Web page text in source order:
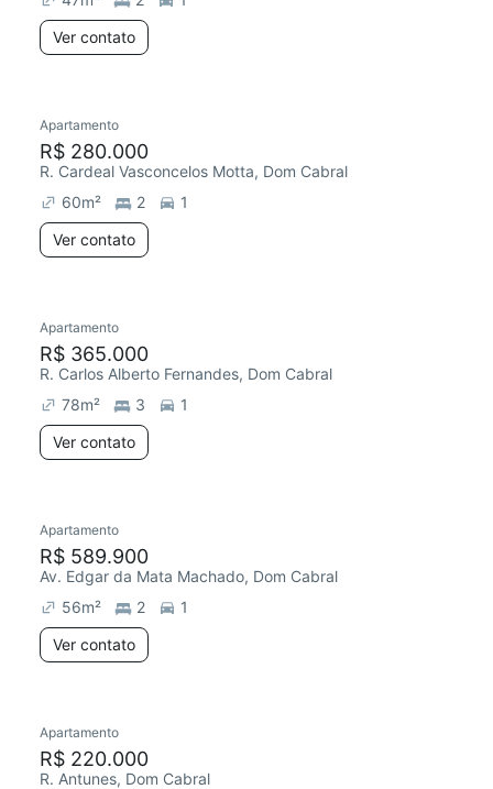
Ver contato
Redecorar
Apartamento
R$ 280.000
R. Cardeal Vasconcelos Motta, Dom Cabral
60m² 2
1
Ver contato
Redecorar
Apartamento
R$ 365.000
R. Carlos Alberto Fernandes, Dom Cabral
78m² 3
1
Ver contato
Redecorar
Apartamento
R$ 589.900
Av. Edgar da Mata Machado, Dom Cabral
56m² 2
1
Ver contato
Redecorar
Apartamento
R$ 220.000
R. Antunes, Dom Cabral